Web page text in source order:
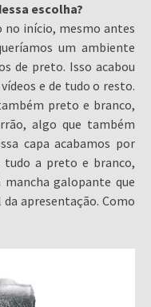
escolha?
no início, mesmo antes
um ambiente
de preto. Isso acabou
e de tudo o resto.
preto e branco,
algo que também
capa acabamos por
a preto e branco,
galopante que
apresentação. Como